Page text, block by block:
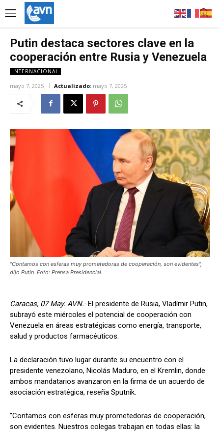
Putin destaca sectores clave en la
cooperación entre Rusia y Venezuela
INTERNACIONAL
mayo 7, 2025 Actualizado: mayo 7, 2025
"Contamos con esferas muy prometedoras de cooperación, son evidentes",
dijo Putin. Foto: Prensa Presidencial.
Caracas, 07 May. AVN.-El presidente de Rusia, Vladímir Putin,
subrayó este miércoles el potencial de cooperación con
Venezuela en áreas estratégicas como energía, transporte,
salud y productos farmacéuticos.
La declaración tuvo lugar durante su encuentro con el
presidente venezolano, Nicolás Maduro, en el Kremlin, donde
ambos mandatarios avanzaron en la firma de un acuerdo de
asociación estratégica, reseña Sputnik.
"Contamos con esferas muy prometedoras de cooperación,
son evidentes. Nuestros colegas trabajan en todas ellas: la